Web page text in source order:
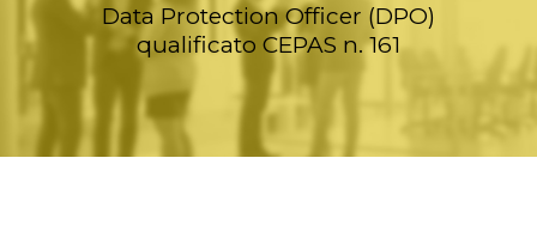
Data Protection Officer (DPO)
qualificato CEPAS n. 161